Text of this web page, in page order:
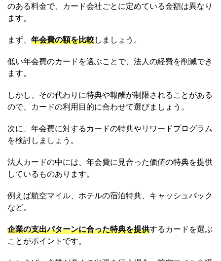
のある料金で、カード会社ごとに定めている金額は異なり
ます。
まず、 年会費の額を比較しましょう。
低い年会費のカードを選ぶことで、法人の経費を削減でき
ます。
しかし、その代わりに特典や報酬が制限されることがある
ので、カードの利用目的に合わせて選びましょう。
次に、年会費に対するカードの特典やリワードプログラム
を検討しましょう。
法人カードの中には、年会費に見合った価値の特典を提供
しているものあります。
例えば航空マイル、ホテルの宿泊特典、キャッシュバック
など。
企業の支出パターンに合った特典を提供するカードを選ぶ
ことがポイントです。